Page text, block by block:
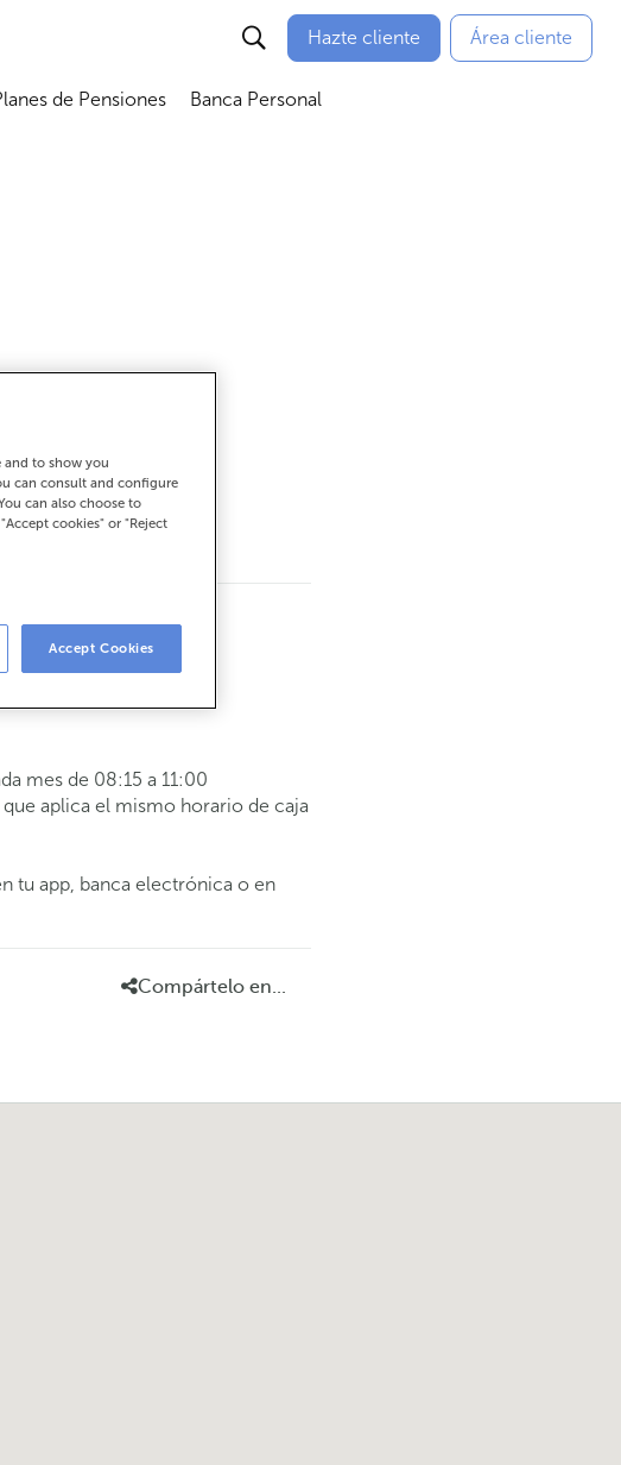
Hazte cliente Área cliente
submenú
de Pensiones
Abrir submenú
Banca Personal
llegar
mes de 08:15 a 11:00
aplica el mismo horario de caja
tu app, banca electrónica o en
Compártelo en...
and to show you
can consult and configure
can also choose to
cookies" or "Reject
Accept Cookies